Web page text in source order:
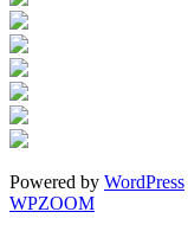
Powered by WordPress
WPZOOM